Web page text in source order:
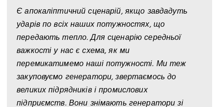
Є апокаліптичний сценарій, якщо завдадуть
ударів по всіх наших потужностях, що
передають тепло. Для сценарію середньої
важкості у нас є схема, як ми
перемикатимемо наші потужності. Ми теж
закуповуємо генератори, звертаємось до
великих підрядників і промислових
підприємств. Вони знімають генератори зі